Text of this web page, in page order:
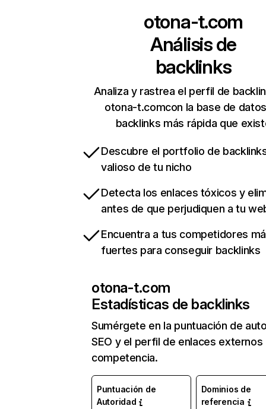
otona-t.com
Análisis de
backlinks
Analiza y rastrea el perfil de
otona-t.comcon la base de
backlinks más rápida que
Descubre el portfolio de
valioso de tu nicho
Detecta los enlaces tóxicos y
antes de que perjudiquen a tu
Encuentra a tus competidores
fuertes para conseguir backlinks
otona-t.com
Estadísticas de backlinks
Sumérgete en la puntuación de
SEO y el perfil de enlaces externos
competencia.
Puntuación de
Autoridad
Dominios de
referencia